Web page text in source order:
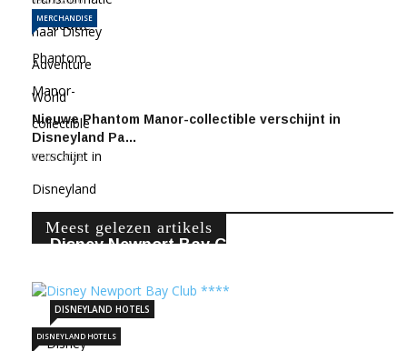
Nieuwe Phantom Manor-collectible verschijnt in
Disneyland Pa…
MERCHANDISE
07-03-2026
Meest gelezen artikels
Disney Newport Bay Club ****
DISNEYLAND HOTELS
DISNEYLAND HOTELS